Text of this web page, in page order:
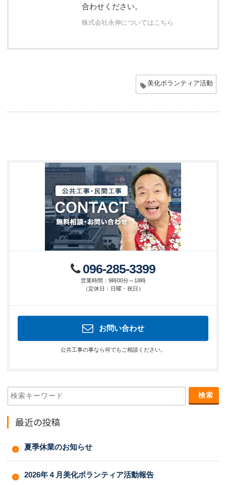
合わせください。
株式会社永伸についてはこちら
美化ボランティア活動
096-285-3399
営業時間 ： 9時00分～18時
（ 定休日 ： 日曜・祝日 ）
お問い合わせ
公共工事の事なら何でもご相談ください。
最近の投稿
夏季休業のお知らせ
2026年４月美化ボランティア活動報告